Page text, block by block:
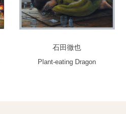
石田徹也
Plant-eating Dragon